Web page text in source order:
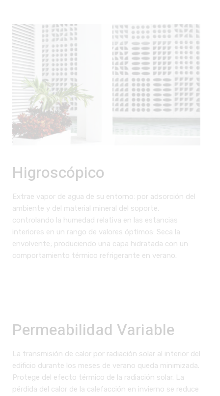
Higroscópico
Extrae vapor de agua de su entorno: por adsorción del
ambiente y del material mineral del soporte,
controlando la humedad relativa en las estancias
interiores en un rango de valores óptimos: Seca la
envolvente; produciendo una capa hidratada con un
comportamiento térmico refrigerante en verano.
Permeabilidad Variable
La transmisión de calor por radiación solar al interior del
edificio durante los meses de verano queda minimizada.
Protege del efecto térmico de la radiación solar. La
pérdida del calor de la calefacción en invierno se reduce